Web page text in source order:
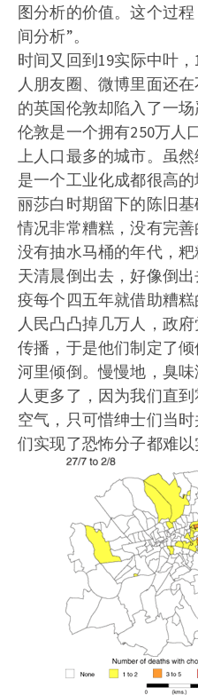
图分析的价值。这个过
间分析”。
时间又回到19实际中叶
人朋友圈、微博里面还
的英国伦敦却陷入了一
伦敦是一个拥有250万人
上人口最多的城市。虽
是一个工业化成都很高
丽莎白时期留下的陈旧
情况非常糟糕，没有完
没有抽水马桶的年代，
天清晨倒出去，好像倒
疫每个四五年就借助糟
人民凸凸掉几万人，政
传播，于是他们制定了
河里倾倒。慢慢地，臭
人更多了，因为我们直
空气，只可惜绅士们当
们实现了恐怖分子都难以